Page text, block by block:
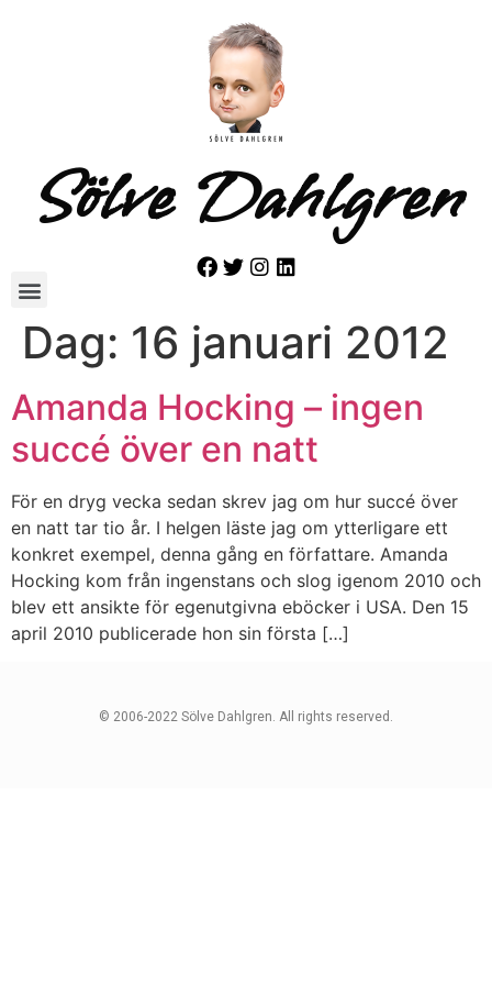
Sölve Dahlgren
Dag: 16 januari 2012
Amanda Hocking – ingen
succé över en natt
För en dryg vecka sedan skrev jag om hur succé över
en natt tar tio år. I helgen läste jag om ytterligare ett
konkret exempel, denna gång en författare. Amanda
Hocking kom från ingenstans och slog igenom 2010 och
blev ett ansikte för egenutgivna eböcker i USA. Den 15
april 2010 publicerade hon sin första […]
© 2006-2022 Sölve Dahlgren. All rights reserved.